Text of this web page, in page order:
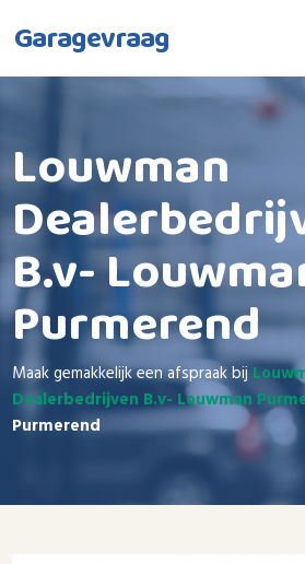
Garagevraag
Louwman
B.v-
Purmerend
Maak gemakkelijk een afspraak bij
Dealerbedrijven B.v- Louwman
Purmerend